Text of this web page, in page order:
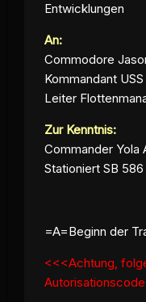
Entwicklungen
An:
Commodore
Kommandant
Leiter
Zur Kenntnis:
Commander Yola
Stationiert SB
=A=Beginn der
<<<Achtung,